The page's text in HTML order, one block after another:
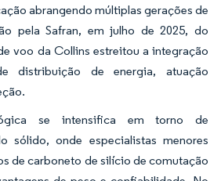
abrangendo múltiplas gerações de
pela Safran, em julho de 2025, do
voo da Collins estreitou a integração
distribuição de energia, atuação
se intensifica em torno de
sólido, onde especialistas menores
de carboneto de silício de comutação